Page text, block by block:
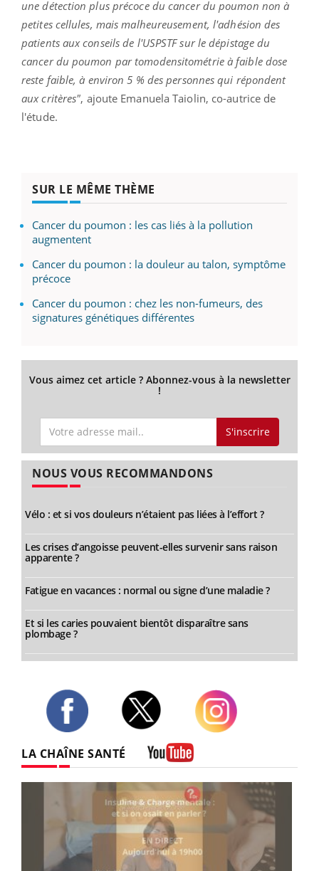
une détection plus précoce du cancer du poumon non à
petites cellules, mais malheureusement, l'adhésion des
patients aux conseils de l'USPSTF sur le dépistage du
cancer du poumon par tomodensitométrie à faible dose
reste faible, à environ 5 % des personnes qui répondent
aux critères", ajoute Emanuela Taiolin, co-autrice de
l'étude.
SUR LE MÊME THÈME
Cancer du poumon : les cas liés à la pollution
augmentent
Cancer du poumon : la douleur au talon, symptôme
précoce
Cancer du poumon : chez les non-fumeurs, des
signatures génétiques différentes
Vous aimez cet article ? Abonnez-vous à la newsletter
!
S'inscrire
NOUS VOUS RECOMMANDONS
Vélo : et si vos douleurs n’étaient pas liées à l’effort ?
Les crises d’angoisse peuvent-elles survenir sans raison
apparente ?
Fatigue en vacances : normal ou signe d’une maladie ?
Et si les caries pouvaient bientôt disparaître sans
plombage ?
LA CHAÎNE SANTÉ